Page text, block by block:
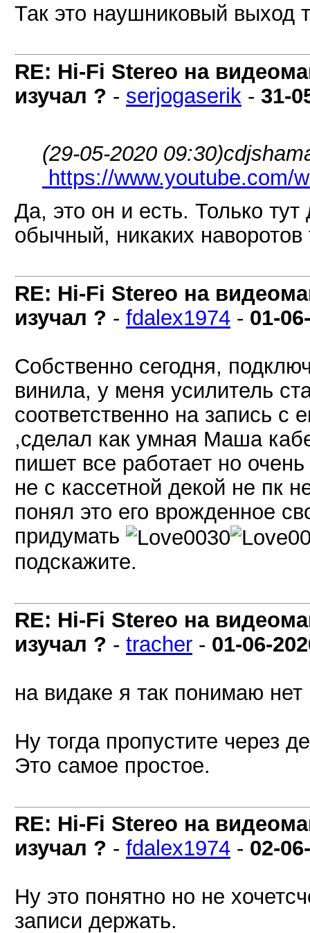
Так это наушниковый выход
RE: Hi-Fi Stereo на
изучал ? - serjogaserik - 31-
(29-05-2020 09:30)
https://www.youtube.com/
Да, это он и есть. Только
обычный, никаких наворотов
RE: Hi-Fi Stereo на
изучал ? - fdalex1974 - 01-
Собственно сегодня,
винила, у меня усилитель
соответственно на запись с
,сделал как умная Маша
пишет все работает но
не с кассетной декой не пк
понял это его врожденное
придумать
подскажите.
RE: Hi-Fi Stereo на
изучал ? - tracher - 01-06-
на видаке я так понимаю нет
Ну тогда пропустите через
Это самое простое.
RE: Hi-Fi Stereo на
изучал ? - fdalex1974 - 02-
Ну это понятно но не
записи держать.